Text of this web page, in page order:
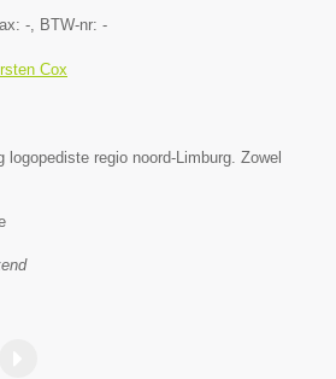
-, BTW-nr: -
Cox
logopediste regio noord-Limburg. Zowel